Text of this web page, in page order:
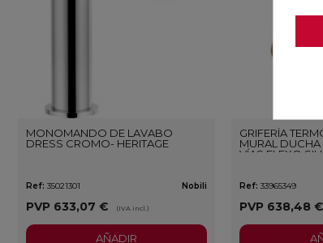
MONOMANDO DE LAVABO
DRESS CROMO- HERITAGE
Ref: 35021301 Nobili
PVP 633,07 € (IVA incl.)
AÑADIR
GRIFERÍA
MURAL
VÍAS FLEXO
Ref: 33965349
PVP 638,48 €